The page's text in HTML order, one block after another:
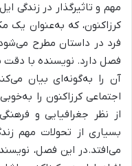
مهم و تاثیرگذار در
کرزاکنون، که به‌عنوان یک
فرد در داستان مطرح
فصل دارد. نویسنده با دقت
آن را به‌گونه‌ای بیان
اجتماعی کرزاکنون را
از نظر جغرافیایی و
بسیاری از تحولات مهم
می‌افتد.در این فصل،